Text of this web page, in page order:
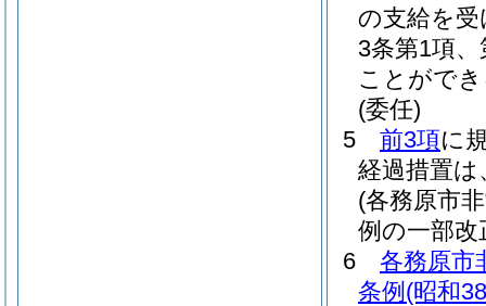
の支給を
3条第1項
ことがで
(委任)
5
前3項に
経過措置
(各務原市
例の一部改
6
各務原市
条例 (昭和